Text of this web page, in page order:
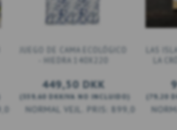
DKK
JUEGO DE CAMA ECOLÓGICO
- HIEDRA 140X220
449,50 DKK
(359,60 DKKIVA NO INCLUIDO)
899,00 DKK
LAS
LA
( 79,20